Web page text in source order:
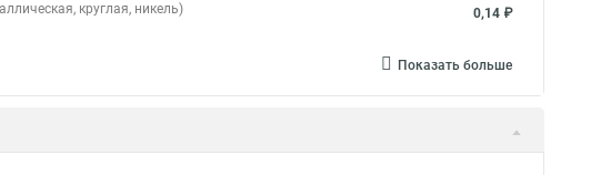
круглая, никель) 0,14 ₽
Показать больше